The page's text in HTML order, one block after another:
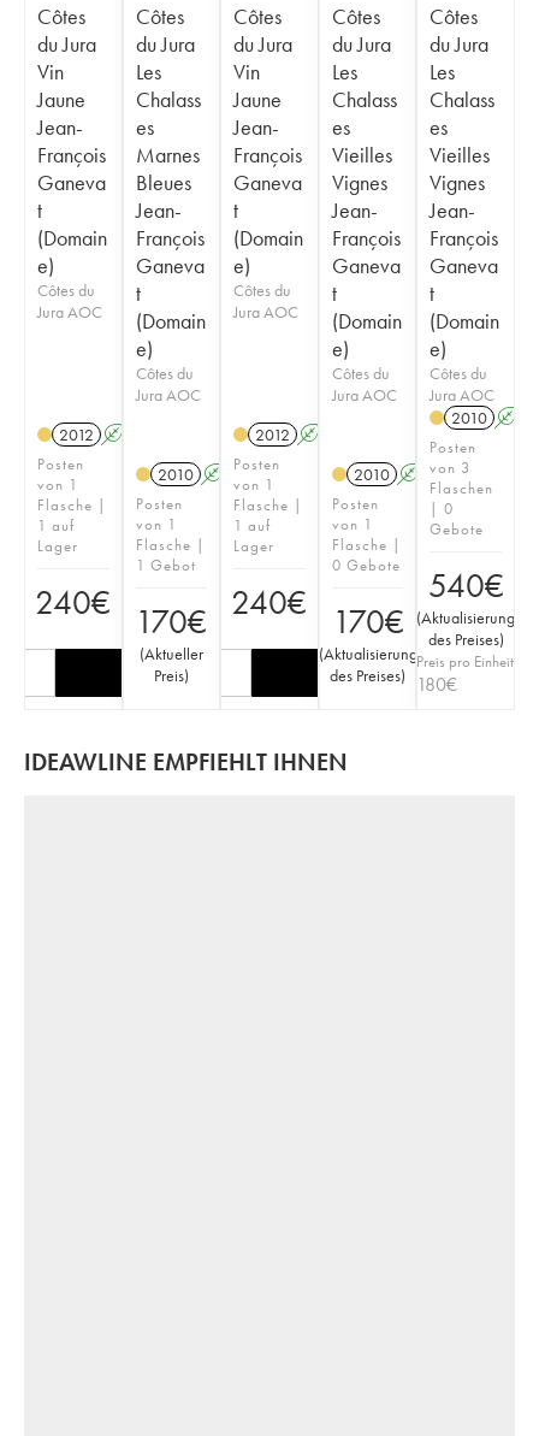
Côtes
du Jura
Vin
Jaune
Jean-
François
Ganeva
t
(Domain
e)
Côtes du
Jura AOC
2012 A
Posten
von 1
Flasche |
1 auf
Lager
240€
Côtes
du Jura
Les
Chalass
es
Marnes
Bleues
Jean-
François
Ganeva
t
(Domain
e)
Côtes du
Jura AOC
2010 A K
Posten
von 1
Flasche |
1 Gebot
170€
(Aktueller
Preis)
Côtes
du Jura
Vin
Jaune
Jean-
François
Ganeva
t
(Domain
e)
Côtes du
Jura AOC
2012 A
Posten
von 1
Flasche |
1 auf
Lager
240€
Côtes
du Jura
Les
Chalass
es
Vieilles
Vignes
Jean-
François
Ganeva
t
(Domain
e)
Côtes du
Jura AOC
2010 A K
Posten
von 1
Flasche |
0 Gebote
170€
(Aktualisierung
des Preises)
Côtes
du Jura
Les
Chalass
es
Vieilles
Vignes
Jean-
François
Ganeva
t
(Domain
e)
Côtes du
Jura AOC
2010 A
Posten
von 3
Flaschen
| 0
Gebote
540€
(Aktualisierung
des Preises)
Preis pro Einheit
180€
IDEAWLINE EMPFIEHLT IHNEN